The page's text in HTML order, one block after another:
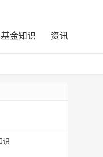
基金知识 资讯
识